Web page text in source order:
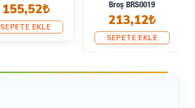
155,52₺
SEPETE EKLE
Broş BRS0019
213,12₺
SEPETE EKLE